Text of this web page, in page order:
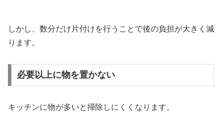
しかし、数分だけ片付けを行うことで後の負担が大きく減
ります。
必要以上に物を置かない
キッチンに物が多いと掃除しにくくなります。